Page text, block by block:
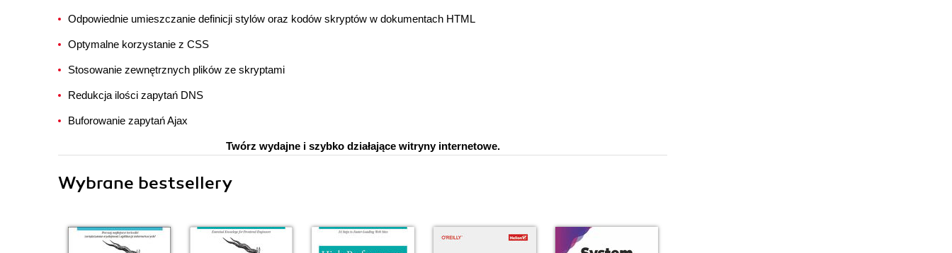
Odpowiednie umieszczanie definicji stylów oraz kodów skryptów w dokumentach HTML
Optymalne korzystanie z CSS
Stosowanie zewnętrznych plików ze skryptami
Redukcja ilości zapytań DNS
Buforowanie zapytań Ajax
Twórz wydajne i szybko działające witryny internetowe.
Wybrane bestsellery